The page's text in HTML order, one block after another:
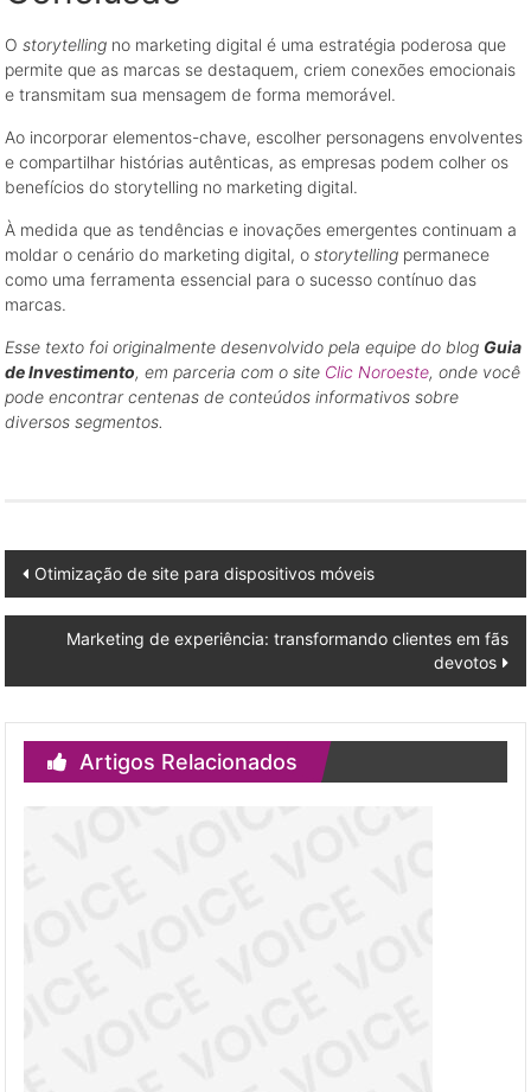
Ostorytelling no marketing digital é uma estratégia poderosa que
permite que as marcas se destaquem, criem conexões emocionais
e transmitam sua mensagem de forma memorável.
Ao incorporar elementos-chave, escolher personagens envolventes
e compartilhar histórias autênticas, as empresas podem colher os
benefícios do storytelling no marketing digital.
À medida que as tendências e inovações emergentes continuam a
moldar o cenário do marketing digital, ostorytelling permanece
como uma ferramenta essencial para o sucesso contínuo das
marcas.
Esse texto foi originalmente desenvolvido pela equipe do blog Guia
de Investimento, em parceria com o site Clic Noroeste, onde você
pode encontrar centenas de conteúdos informativos sobre
diversos segmentos.
Post
navigation
Otimização de site para dispositivos móveis
Marketing de experiência: transformando clientes em fãs
devotos
Artigos Relacionados